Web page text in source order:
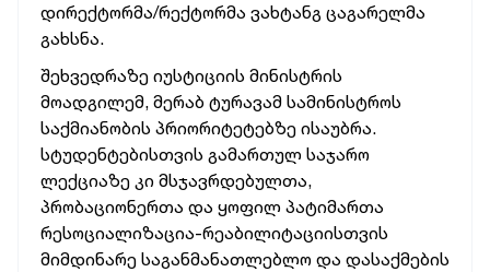
დირექტორმა/რექტორმა ვახტანგ ცაგარელმა
გახსნა.
შეხვედრაზე იუსტიციის მინისტრის
მოადგილემ, მერაბ ტურავამ სამინისტროს
საქმიანობის პრიორიტეტებზე ისაუბრა.
სტუდენტებისთვის გამართულ საჯარო
ლექციაზე კი მსჯავრდებულთა,
პრობაციონერთა და ყოფილ პატიმართა
რესოციალიზაცია-რეაბილიტაციისთვის
მიმდინარე საგანმანათლებლო და დასაქმების